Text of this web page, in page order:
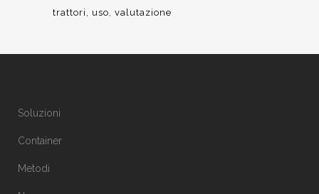
trattori
uso valutazione
Soluzioni
Container
Metodi